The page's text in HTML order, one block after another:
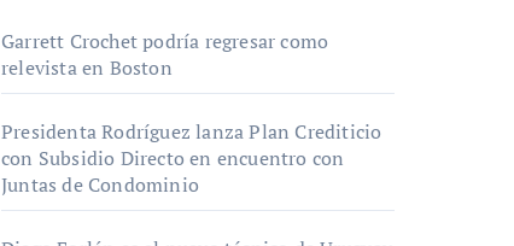
Garrett Crochet podría regresar como
relevista en Boston
Presidenta Rodríguez lanza Plan Crediticio
con Subsidio Directo en encuentro con
Juntas de Condominio